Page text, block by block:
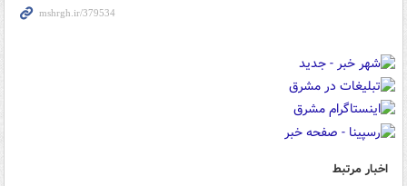
اخبار مرتبط